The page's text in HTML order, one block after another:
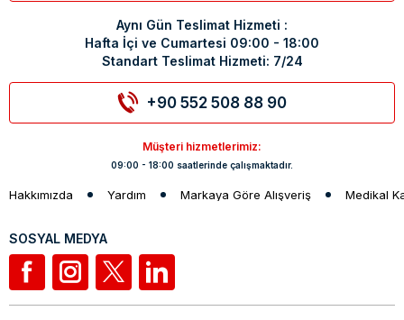
Aynı Gün Teslimat Hizmeti :
Hafta İçi ve Cumartesi 09:00 - 18:00
Standart Teslimat Hizmeti: 7/24
+90 552 508 88 90
Müşteri hizmetlerimiz:
09:00 - 18:00 saatlerinde çalışmaktadır.
Hakkımızda Yardım Markaya Göre Alışveriş Medikal
SOSYAL MEDYA